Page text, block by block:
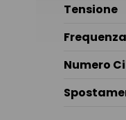
Tensione
Frequenza
Numero